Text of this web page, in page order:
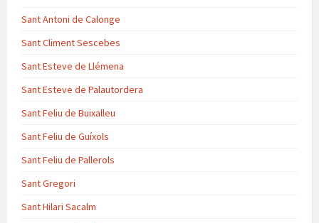
Sant Antoni de Calonge
Sant Climent Sescebes
Sant Esteve de Llémena
Sant Esteve de Palautordera
Sant Feliu de Buixalleu
Sant Feliu de Guíxols
Sant Feliu de Pallerols
Sant Gregori
Sant Hilari Sacalm